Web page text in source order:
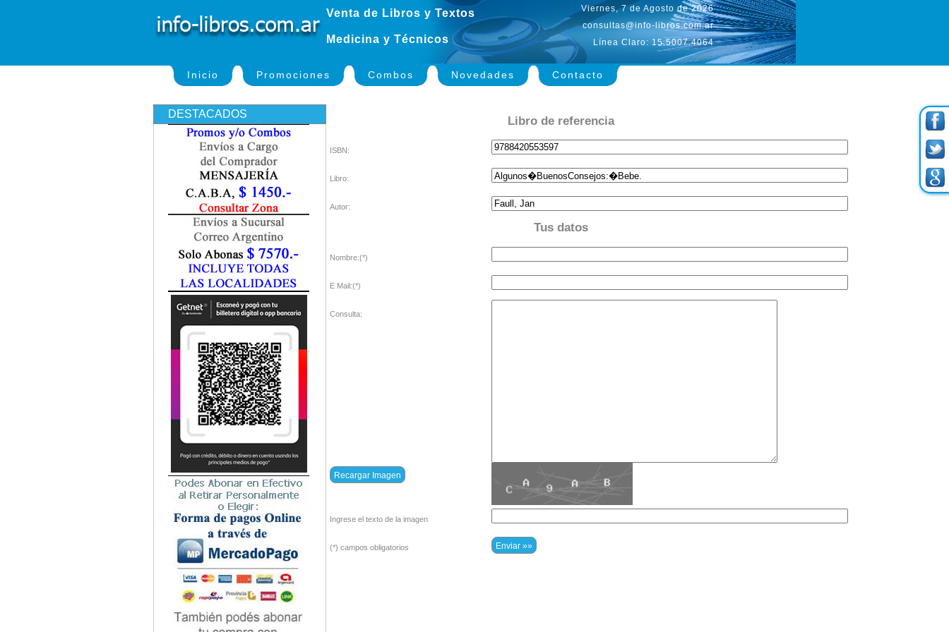
Venta de Libros y Textos
Medicina y Técnicos
Viernes, 7 de Agosto de 2026
consultas@info-libros.com.ar
Línea Claro: 15.5007.4064
Inicio Promociones Combos Novedades Contacto
DESTACADOS
Libro de referencia
ISBN:
Libro:
Autor:
Tus datos
Nombre:(*)
E Mail:(*)
Consulta:
Ingrese el texto de la imagen
(*) campos obligatorios